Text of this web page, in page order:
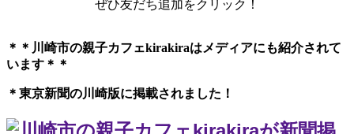
ぜひ友だち追加をクリック！
＊＊川崎市の親子カフェkirakiraは メディアにも紹介されて
います＊＊
＊東京新聞の川崎版に掲載されました！